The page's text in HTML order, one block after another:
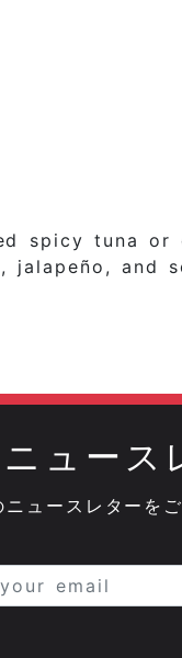
spicy tuna or
and
ニュース
ュースレターを